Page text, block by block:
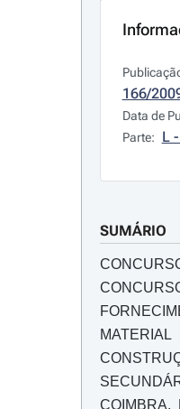
166/
Data de
Parte: L
SUMÁRIO
COIMBRA,